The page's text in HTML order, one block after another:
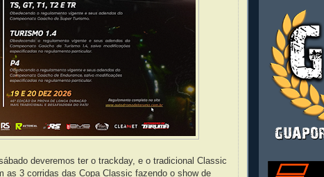
deveremos ter o trackday, e o tradicional Classic
as 3 corridas das Copa Classic fazendo o show de